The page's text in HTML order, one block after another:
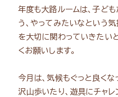
年度も大路ルームは、子ど
う、やってみたいなという
を大切に関わっていきたい
くお願いします。
今月は、気候もぐっと良くな
沢山歩いたり、遊具にチャ